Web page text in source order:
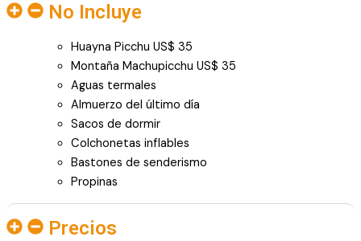
No Incluye
Huayna Picchu US$ 35
Montaña Machupicchu US$ 35
Aguas termales
Almuerzo del último día
Sacos de dormir
Colchonetas inflables
Bastones de senderismo
Propinas
Precios